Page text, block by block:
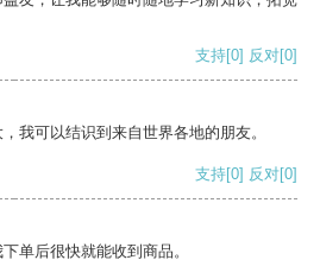
支持[0] 反对[0]
我可以结识到来自世界各地的朋友。
支持[0] 反对[0]
单后很快就能收到商品。